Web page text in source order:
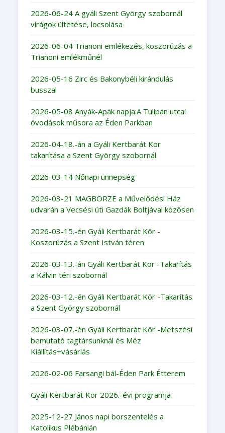
2026-06-24 A gyáli Szent György szobornál
virágok ültetése, locsolása
2026-06-04 Trianoni emlékezés, koszorúzás a
Trianoni emlékműnél
2026-05-16 Zirc és Bakonybéli kirándulás
busszal
2026-05-08 Anyák-Apák napja:A Tulipán utcai
óvodások műsora az Éden Parkban
2026-04-18.-án a Gyáli Kertbarát Kör
takarítása a Szent György szobornál
2026-03-14 Nőnapi ünnepség
2026-03-21 MAGBÖRZE a Művelődési Ház
udvarán a Vecsési úti Gazdák Boltjával közösen
2026-03-15.-én Gyáli Kertbarát Kör -
Koszorúzás a Szent István téren
2026-03-13.-án Gyáli Kertbarát Kör -Takarítás
a Kálvin téri szobornál
2026-03-12.-én Gyáli Kertbarát Kör -Takarítás
a Szent György szobornál
2026-03-07.-én Gyáli Kertbarát Kör -Metszési
bemutató tagtársunknál és Méz
Kiállítás+vásárlás
2026-02-06 Farsangi bál-Éden Park Étterem
Gyáli Kertbarát Kör 2026.-évi programja
2025-12-27 János napi borszentelés a
Katolikus Plébánián